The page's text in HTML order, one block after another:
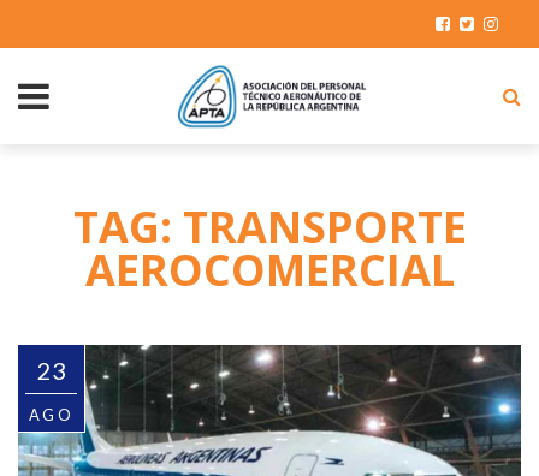
TAG: TRANSPORTE
AEROCOMERCIAL
23
AGO